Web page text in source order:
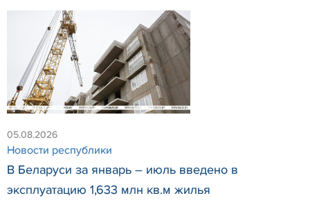
05.08.2026
Новости республики
В Беларуси за январь – июль введено в
эксплуатацию 1,633 млн кв.м жилья